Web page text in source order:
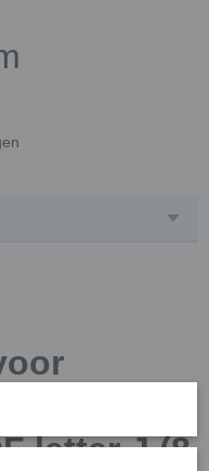
letter J (8